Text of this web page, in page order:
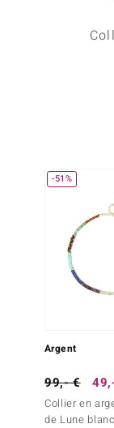
Collection
-51%
Argent
99,- €
Collier en
de Lune